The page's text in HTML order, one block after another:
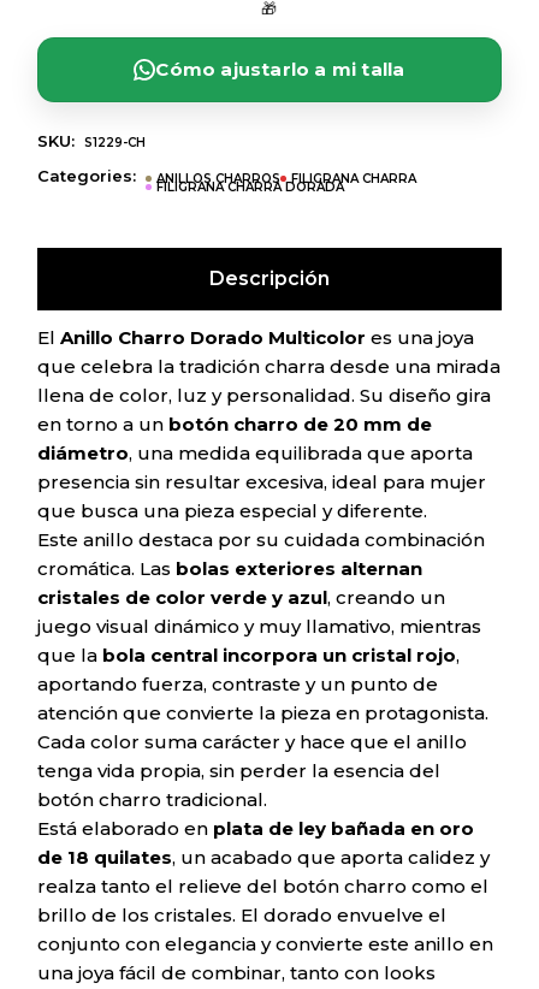
🎁
Cómo ajustarlo a mi talla
SKU: S1229-CH
Categories: ANILLOS CHARROS FILIGRANA CHARRA
FILIGRANA CHARRA DORADA
Descripción
ElAnillo Charro Dorado Multicolor es una joya
que celebra la tradición charra desde una mirada
llena de color, luz y personalidad. Su diseño gira
en torno a un botón charro de 20 mm de
diámetro, una medida equilibrada que aporta
presencia sin resultar excesiva, ideal para mujer
que busca una pieza especial y diferente.
Este anillo destaca por su cuidada combinación
cromática. Las bolas exteriores alternan
cristales de color verde y azul, creando un
juego visual dinámico y muy llamativo, mientras
que la bola central incorpora un cristal rojo,
aportando fuerza, contraste y un punto de
atención que convierte la pieza en protagonista.
Cada color suma carácter y hace que el anillo
tenga vida propia, sin perder la esencia del
botón charro tradicional.
Está elaborado en plata de ley bañada en oro
de 18 quilates, un acabado que aporta calidez y
realza tanto el relieve del botón charro como el
brillo de los cristales. El dorado envuelve el
conjunto con elegancia y convierte este anillo en
una joya fácil de combinar, tanto con looks